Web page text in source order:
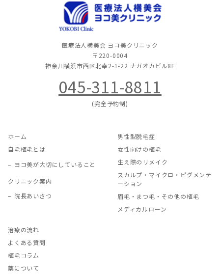
医療法人横美会 ヨコ美クリニック
〒220-0004
神奈川横浜市西区北幸2-1-22 ナガオカビル8F
045-311-8811
(完全予約制)
ホーム
自毛植毛とは
ヨコ美が大切にしていること
クリニック案内
院長あいさつ
男性型脱毛症
女性向けの植毛
生え際のリメイク
スカルプ・マイクロ・ピグメンテ
ーション
眉毛・まつ毛・その他の植毛
メディカルローン
治療の流れ
よくある質問
植毛コラム
薬について